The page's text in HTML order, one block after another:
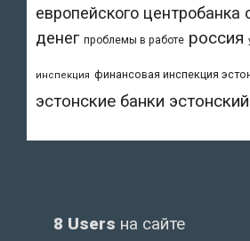
европейского центробанка
денег проблемы в работе россия
инспекция финансовая инспекция
эстонские банки
8 Users на сайте